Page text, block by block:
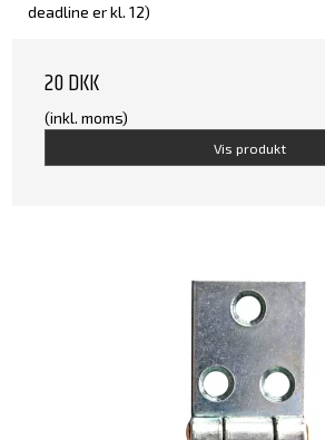
deadline er kl. 12)
20 DKK
(inkl. moms)
Vis produkt